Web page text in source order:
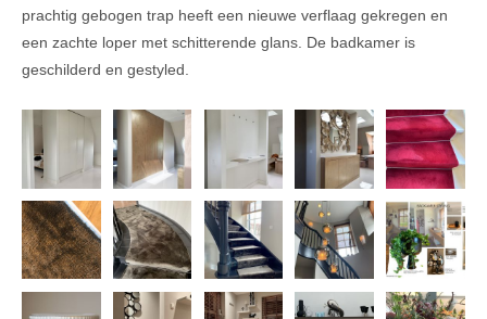
prachtig gebogen trap heeft een nieuwe verflaag gekregen en
een zachte loper met schitterende glans. De badkamer is
geschilderd en gestyled.